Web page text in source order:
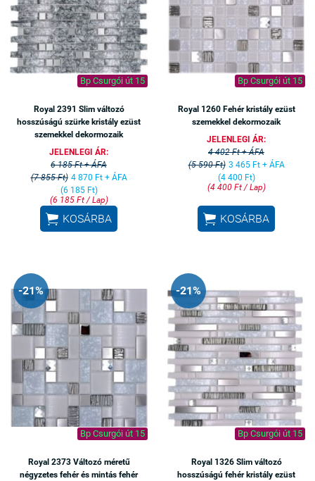
Bp Csurgói út 15
Royal 2391 Slim változó
hosszúságú szürke kristály ezüst
szemekkel dekormozaik
JELENLEGI ÁR:
6 185 Ft + ÁFA
(7 855 Ft) 4 870 Ft + ÁFA
(6 185 Ft)
(6 185 Ft / Lap)
 KOSÁRBA
Bp Csurgói út 15
Royal 1260 Fehér kristály ezüst
szemekkel dekormozaik
JELENLEGI ÁR:
4 402 Ft + ÁFA
(5 590 Ft) 3 465 Ft + ÁFA
(4 400 Ft)
(4 400 Ft / Lap)
 KOSÁRBA
-21%
Bp Csurgói út 15
Royal 2373 Változó méretű
négyzetes fehér és mintás fehér
-21%
Bp Csurgói út 15
Royal 1326 Slim változó
hosszúságú fehér kristály ezüst